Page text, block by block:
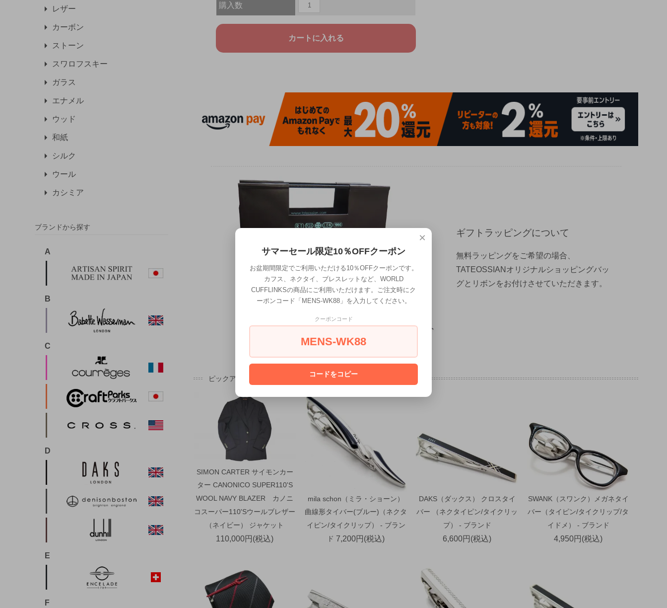
購入数
ギフトラッピングについて
無料ラッピングをご希望の場合、
TATEOSSIANオリジナルショッピングバッ
グとリボンをお付けさせていただきます。
ピックアップ
SIMON CARTER サイモンカー
ター CANONICO SUPER110'S
WOOL NAVY BLAZER カノニ
コスーパー110'Sウールブレザー
（ネイビー） ジャケット
110,000円(税込)
mila schon（ミラ・ショーン）
曲線形タイバー(ブルー)（ネクタ
イピン/タイクリップ） - ブラン
ド 7,200円(税込)
DAKS（ダックス） クロスタイ
バー （ネクタイピン/タイクリッ
プ） - ブランド
6,600円(税込)
SWANK（スワンク）メガネタイ
バー（タイピン/タイクリップ/タ
イドメ） - ブランド
4,950円(税込)
レザー
カーボン
ストーン
スワロフスキー
ガラス
エナメル
ウッド
和紙
シルク
ウール
カシミア
ブランドから探す
A
B
C
D
E
F
×
サマーセール限定10％OFFクーポン
お盆期間限定でご利用いただける10％OFFクーポンです。
カフス、ネクタイ、ブレスレットなど、WORLD
CUFFLINKSの商品にご利用いただけます。ご注文時にク
ーポンコード「MENS-WK88」を入力してください。
クーポンコード
MENS-WK88
コードをコピー